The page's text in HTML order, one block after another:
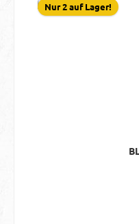
Nur 2 auf Lager!